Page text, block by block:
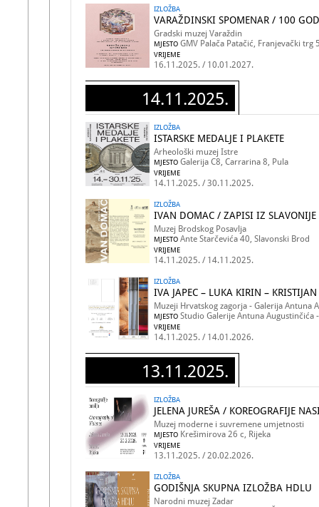
IZLOŽBA
VARAŽDINSKI SPOMENAR / 100
Gradski muzej Varaždin
MJESTO GMV Palača Patačić, Franjevački trg
VRIJEME
16.11.2025. / 10.01.2027.
14.11.2025.
IZLOŽBA
ISTARSKE MEDALJE I PLAKETE
Arheološki muzej Istre
MJESTO Galerija C8, Carrarina 8, Pula
VRIJEME
14.11.2025. / 30.11.2025.
IZLOŽBA
IVAN DOMAC / ZAPISI IZ SLAVONIJE
Muzej Brodskog Posavlja
MJESTO Ante Starčevića 40, Slavonski Brod
VRIJEME
14.11.2025. / 14.11.2025.
IZLOŽBA
IVA JAPEC – LUKA KIRIN –
Muzeji Hrvatskog zagorja - Galerija Antuna
MJESTO Studio Galerije Antuna Augustinčića
VRIJEME
14.11.2025. / 14.01.2026.
13.11.2025.
IZLOŽBA
JELENA JUREŠA / KOREOGRAFIJE
Muzej moderne i suvremene umjetnosti
MJESTO Krešimirova 26 c, Rijeka
VRIJEME
13.11.2025. / 20.02.2026.
IZLOŽBA
GODIŠNJA SKUPNA IZLOŽBA HDLU
Narodni muzej Zadar